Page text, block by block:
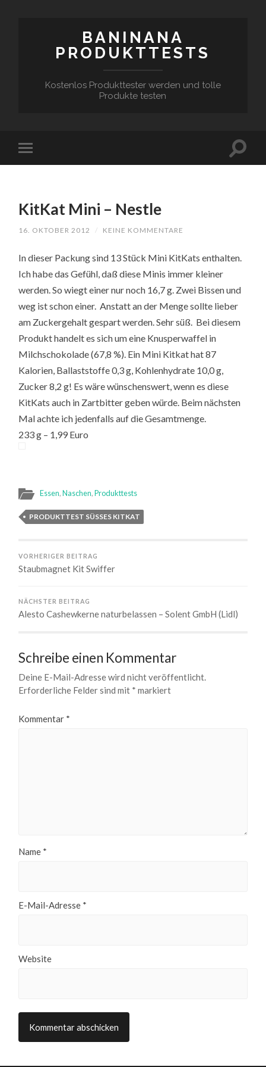
BANINANA
PRODUKTTESTS
Kostenlos Produkttester werden und tolle
Produkte testen
KitKat Mini – Nestle
16. OKTOBER 2012 / KEINE KOMMENTARE
In dieser Packung sind 13 Stück Mini KitKats enthalten.
Ich habe das Gefühl, daß diese Minis immer kleiner
werden. So wiegt einer nur noch 16,7 g. Zwei Bissen und
weg ist schon einer. Anstatt an der Menge sollte lieber
am Zuckergehalt gespart werden. Sehr süß. Bei diesem
Produkt handelt es sich um eine Knusperwaffel in
Milchschokolade (67,8 %). Ein Mini Kitkat hat 87
Kalorien, Ballaststoffe 0,3 g, Kohlenhydrate 10,0 g,
Zucker 8,2 g! Es wäre wünschenswert, wenn es diese
KitKats auch in Zartbitter geben würde. Beim nächsten
Mal achte ich jedenfalls auf die Gesamtmenge.
233 g – 1,99 Euro
Essen,Naschen,Produkttests
PRODUKTTEST SÜSSES KITKAT
VORHERIGER BEITRAG
Staubmagnet Kit Swiffer
NÄCHSTER BEITRAG
Alesto Cashewkerne naturbelassen – Solent GmbH (Lidl)
Schreibe einen Kommentar
Deine E-Mail-Adresse wird nicht veröffentlicht.
Erforderliche Felder sind mit * markiert
Kommentar *
Name *
E-Mail-Adresse *
Website